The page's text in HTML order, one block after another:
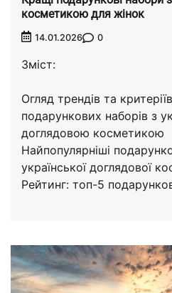
косметикою для жінок
14.01.2026 0
Зміст:
Огляд трендів та
подарункових наборів з
доглядовою косметикою
Найпопулярніші
української доглядової
Рейтинг: топ-5